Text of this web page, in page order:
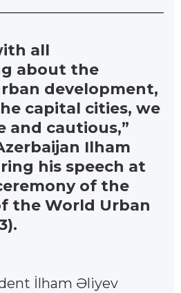
all
about the
development,
capital cities, we
and cautious,”
Ilham
his speech at
of the
the World Urban
İlham Əliyev